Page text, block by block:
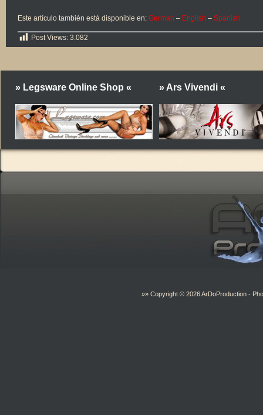
Este artículo también está disponible en: German – English – Spanish
Post Views: 3.082
» Legsware Online Shop « » Ars Vivendi «
»» Copyright © 2026ArDoProduction -